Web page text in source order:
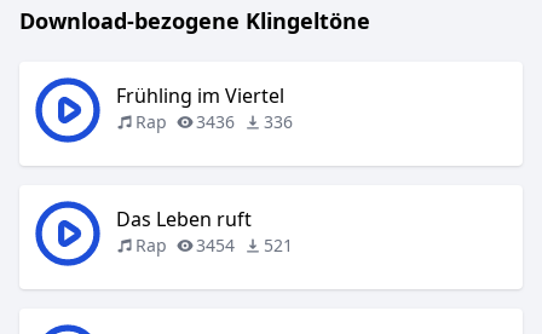
Download-bezogene Klingeltöne
Frühling im Viertel
Rap 3436 336
Das Leben ruft
Rap 3454 521